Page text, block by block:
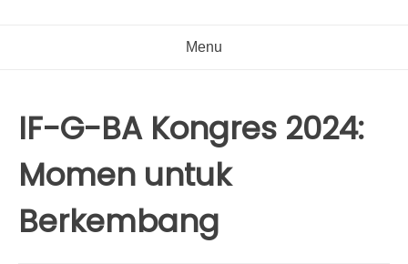
Menu
IF-G-BA Kongres 2024:
Momen untuk
Berkembang